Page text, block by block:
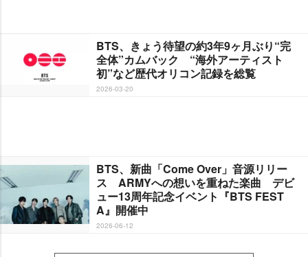
BTS、きょう待望の約3年9ヶ月ぶり“完
全体”カムバック “海外アーティスト
初”など歴代オリコン記録を総覧
2026-03-20
BTS、新曲「Come Over」音源リリー
ス ARMYへの想いを重ねた楽曲 デビ
ュー13周年記念イベント『BTS FEST
A』開催中
2026-06-12